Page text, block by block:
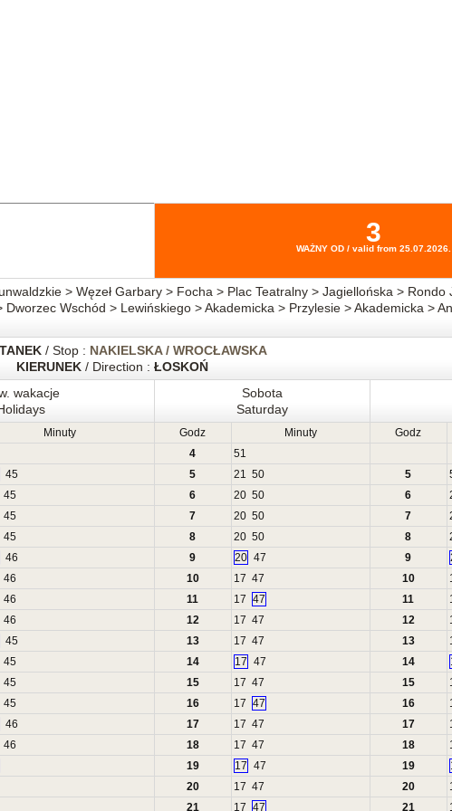
3
WAŻNY OD / valid from 25.07.2026.
> Węzeł Garbary > Focha > Plac Teatralny > Jagiellońska > Rondo
Wschód > Lewińskiego > Akademicka > Przylesie > Akademicka >
/ Stop : NAKIELSKA / WROCŁAWSKA
KIERUNEK/ Direction : ŁOSKOŃ
wakacje
Sobota
Saturday
Minuty Godz Minuty Godz
4
51
45 5 21 50 5
45 6 20 50 6
45 7 20 50 7
45 8 20 50 8
46 9 20 47 9
46 10 17 47 10
46 11 17 47 11
46 12 17 47 12
45 13 17 47 13
45 14 17 47 14
45 15 17 47 15
45 16 17 47 16
46 17 17 47 17
46 18 17 47 18
19 17 47 19
20 17 47 20
21 17 47 21